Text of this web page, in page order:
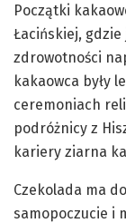
Początki
Łacińskiej, gdzie
zdrowotności
kakaowca były
ceremoniach
podróżnicy z
kariery ziarna
Czekolada ma
samopoczucie i